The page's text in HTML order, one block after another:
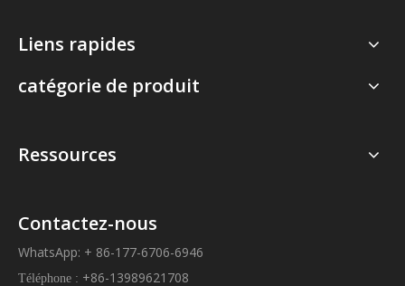
Liens rapides
catégorie de produit
Ressources
Contactez-nous
WhatsApp: + 86-177-6706-6946
Téléphone : +86-13989621708